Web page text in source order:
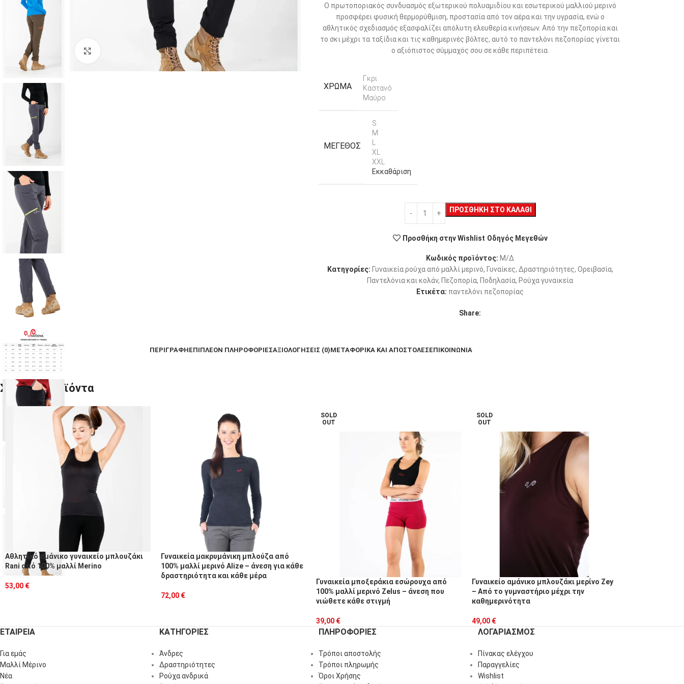
Ο πρωτοποριακός συνδυασμός εξωτερικού πολυαμιδίου και εσωτερικού μαλλιού μερινό
προσφέρει φυσική θερμορύθμιση, προστασία από τον αέρα και την υγρασία, ενώ ο
αθλητικός σχεδιασμός εξασφαλίζει απόλυτη ελευθερία κινήσεων. Από την πεζοπορία και
το σκι μέχρι τα ταξίδια και τις καθημερινές βόλτες, αυτό το παντελόνι πεζοπορίας γίνεται
ο αξιόπιστος σύμμαχός σου σε κάθε περιπέτεια.
ΧΡΏΜΑ
Γκρι
Καστανό
Μαύρο
ΜΈΓΕΘΟΣ
S
M
XL
XXL
Εκκαθάριση
ΠΡΟΣΘΉΚΗ ΣΤΟ ΚΑΛΆΘΙ
Προσθήκη στην Wishlist Οδηγός Μεγεθών
Κωδικός προϊόντος: Μ/Δ
Κατηγορίες: Γυναικεία ρούχα από μαλλί μερινό, Γυναίκες, Δραστηριότητες, Ορειβασία,
Παντελόνια και κολάν, Πεζοπορία, Ποδηλασία, Ρούχα γυναικεία
Ετικέτα: παντελόνι πεζοπορίας
Share:
ΠΕΡΙΓΡΑΦΉΕΠΙΠΛΈΟΝ ΠΛΗΡΟΦΟΡΊΕΣΑΞΙΟΛΟΓΉΣΕΙΣ (0)ΜΕΤΑΦΟΡΙΚΆ ΚΑΙ ΑΠΟΣΤΟΛΈΣΕΠΙΚΟΙΝΩΝΊΑ
Σχετικά προϊόντα
Αθλητικό αμάνικο γυναικείο μπλουζάκι
Rani από 100% μαλλί Merino
53,00 €
Γυναικεία μακρυμάνικη μπλούζα από
100% μαλλί μερινό Alize – άνεση για κάθε
δραστηριότητα και κάθε μέρα
72,00 €
SOLD
OUT
Γυναικεία μποξεράκια εσώρουχα από
100% μαλλί μερινό Zelus – άνεση που
νιώθετε κάθε στιγμή
39,00 €
SOLD
OUT
Γυναικείο αμάνικο μπλουζάκι μερίνο Zey
– Από το γυμναστήριο μέχρι την
καθημερινότητα
49,00 €
ΕΤΑΙΡΕΙΑ
Για εμάς
Μαλλί Μέρινο
Νέα
ΚΑΤΗΓΟΡΙΕΣ
Άνδρες
Δραστηριότητες
Ρούχα ανδρικά
ΠΛΗΡΟΦΟΡΊΕΣ
Τρόποι αποστολής
Τρόποι πληρωμής
Όροι Χρήσης
ΛΟΓΑΡΙΑΣΜΌΣ
Πίνακας ελέγχου
Παραγγελίες
Wishlist